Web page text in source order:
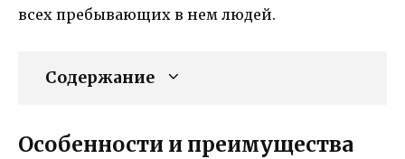
всех пребывающих в нем людей.
Содержание
Особенности и преимущества